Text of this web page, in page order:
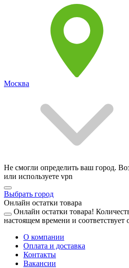
Москва
Не смогли определить ваш город.
или используете vpn
Выбрать город
Онлайн остатки товара
Онлайн остатки товара!
настоящем времени и соответствует
О компании
Оплата и доставка
Контакты
Вакансии